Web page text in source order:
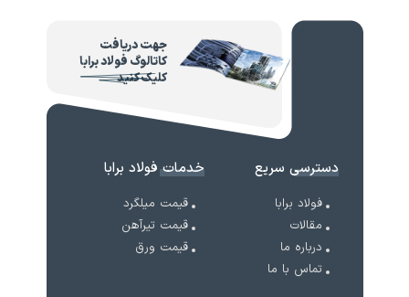
جهت دریافت
کاتالوگ فولاد برابا
کلیک کنید
دسترسی سریع
فولاد برابا
مقالات
درباره ما
تماس با ما
خدمات فولاد برابا
قیمت میلگرد
قیمت تیرآهن
قیمت ورق